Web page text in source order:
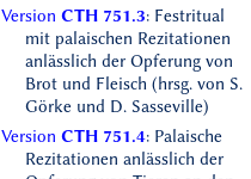
Version CTH 751.3: Festritual
mit palaischen Rezitationen
anlässlich der Opferung von
Brot und Fleisch (hrsg. von S.
Görke und D. Sasseville)
Version CTH 751.4: Palaische
Rezitationen anlässlich der